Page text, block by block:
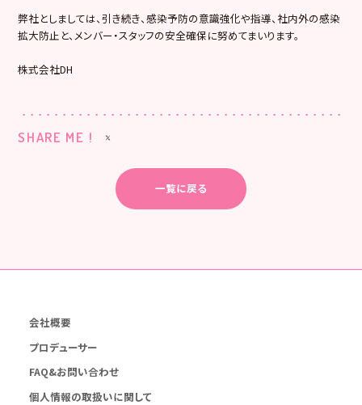
弊社としましては、引き続き、感染予防の意識強化や指導、社内外の感染
拡大防止と、メンバー・スタッフの安全確保に努めてまいります。
株式会社DH
SHARE ME !
一覧に戻る
会社概要
プロデューサー
FAQ&お問い合わせ
個人情報の取扱いに関して